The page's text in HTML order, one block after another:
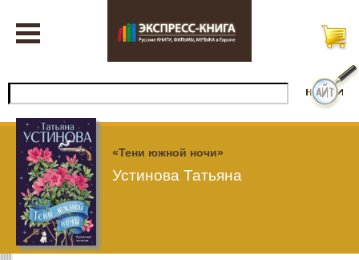
«Тени южной ночи»
Устинова Татьяна